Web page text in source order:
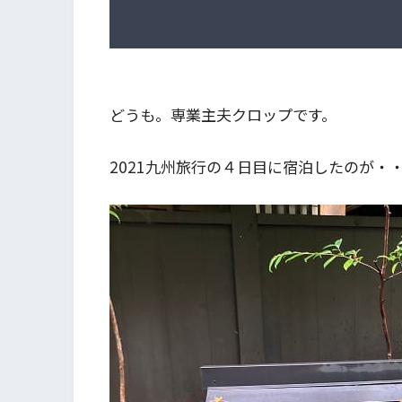
どうも。専業主夫クロップです。
2021九州旅行の４日目に宿泊したのが・